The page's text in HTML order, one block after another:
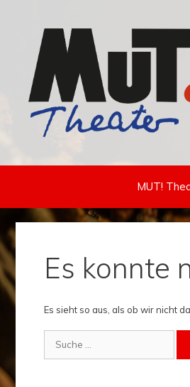
MUT!
Es konnte
Es sieht so aus, als ob wir nicht
nach: